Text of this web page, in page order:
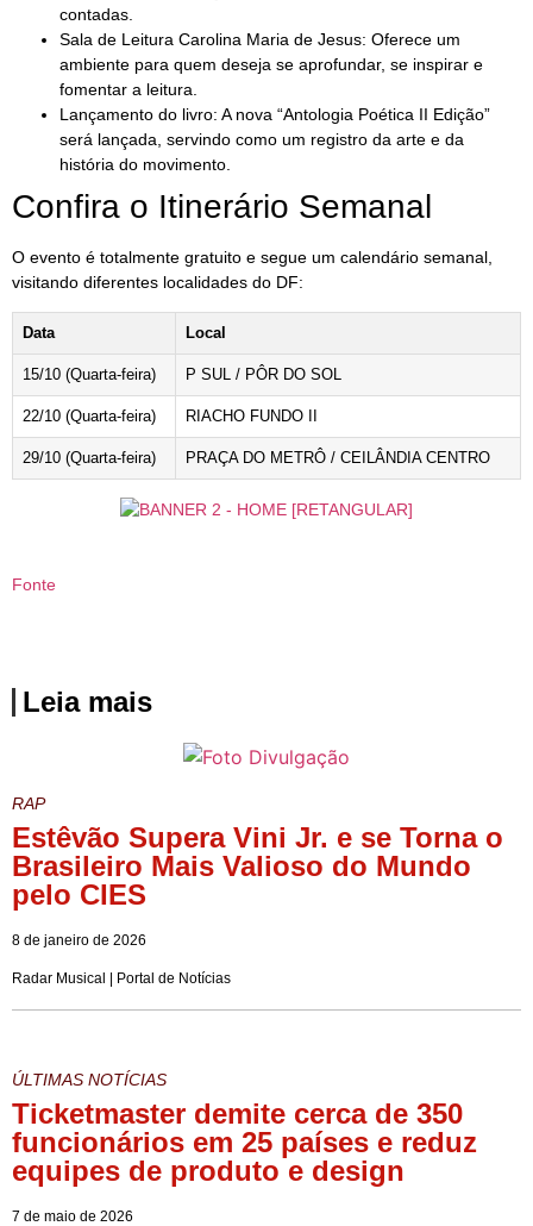
contadas.
Sala de Leitura Carolina Maria de Jesus: Oferece um
ambiente para quem deseja se aprofundar, se inspirar e
fomentar a leitura.
Lançamento do livro: A nova “Antologia Poética II Edição”
será lançada, servindo como um registro da arte e da
história do movimento.
Confira o Itinerário Semanal
O evento é totalmente gratuito e segue um calendário semanal,
visitando diferentes localidades do DF:
Data Local
15/10 (Quarta-feira) P SUL / PÔR DO SOL
22/10 (Quarta-feira) RIACHO FUNDO II
29/10 (Quarta-feira) PRAÇA DO METRÔ / CEILÂNDIA CENTRO
Fonte
Leia mais
RAP
Estêvão Supera Vini Jr. e se Torna o
Brasileiro Mais Valioso do Mundo
pelo CIES
8 de janeiro de 2026
Radar Musical | Portal de Notícias
ÚLTIMAS NOTÍCIAS
Ticketmaster demite cerca de 350
funcionários em 25 países e reduz
equipes de produto e design
7 de maio de 2026